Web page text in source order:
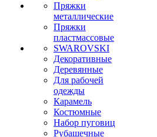
Пряжки
металлические
Пряжки
пластмассовые
SWAROVSKI
Декоративные
Деревянные
Для рабочей
одежды
Карамель
Костюмные
Набор пуговиц
Рубашечные